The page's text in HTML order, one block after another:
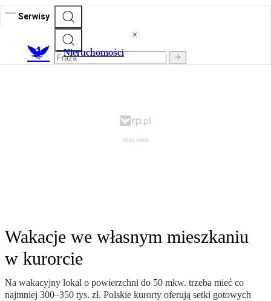
Serwisy
Nieruchomości
Wakacje we własnym mieszkaniu
w kurorcie
Na wakacyjny lokal o powierzchni do 50 mkw. trzeba mieć co
najmniej 300–350 tys. zł. Polskie kurorty oferują setki gotowych